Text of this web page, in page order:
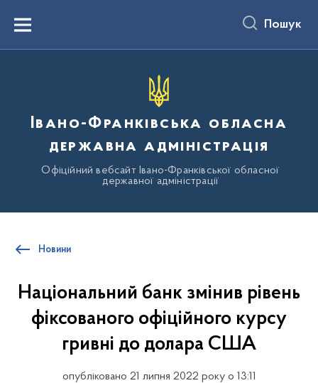
вмістуMenu Пошук
Івано-Франківська обласна
державна адміністрація
Офіційний вебсайт Івано-Франківської обласної
державної адміністрації
Новини
Національний банк змінив рівень
фіксованого офіційного курсу
гривні до долара США
опубліковано 21 липня 2022 року о 13:11